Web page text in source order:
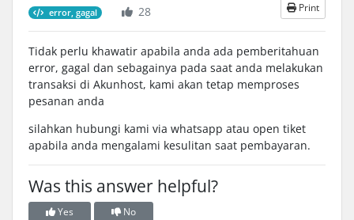
Print
error, gagal 28
Tidak perlu khawatir apabila anda ada pemberitahuan
error, gagal dan sebagainya pada saat anda melakukan
transaksi di Akunhost, kami akan tetap memproses
pesanan anda
silahkan hubungi kami via whatsapp atau open tiket
apabila anda mengalami kesulitan saat pembayaran.
Was this answer helpful?
Yes No